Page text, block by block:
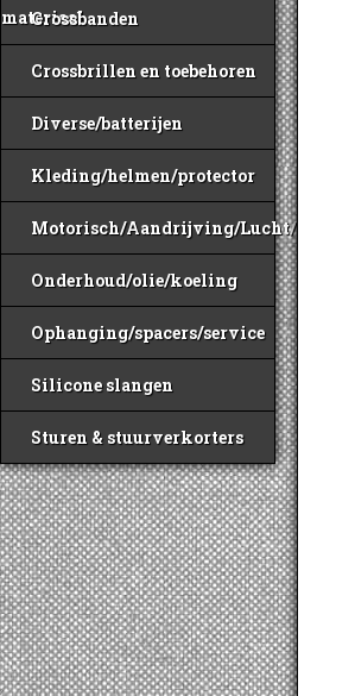
materiaal
Crossbanden
Crossbrillen en toebehoren
Diverse/batterijen
Kleding/helmen/protector
Motorisch/Aandrijving/Lucht/Benzine
Onderhoud/olie/koeling
Ophanging/spacers/service
Silicone slangen
Sturen & stuurverkorters